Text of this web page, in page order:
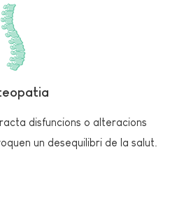
disfuncions o alteracions
un desequilibri de la salut.